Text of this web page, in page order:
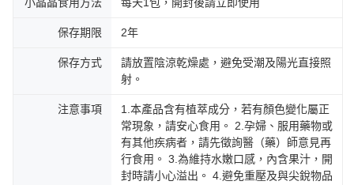
保存期限 2年
保存方式
請放置陰涼乾燥處，避免受潮及陽光直接照
射。
注意事項
1.本產品含有植萃成分，若有顏色變化屬正
常現象，請安心食用。 2.孕婦、服用藥物或
有其他疾病者，請先徵詢醫（藥）師意見再
行食用。 3.為維持水嫩口感，內含果汁，開
封時請小心溢出。 4.避免重壓及與尖銳物品